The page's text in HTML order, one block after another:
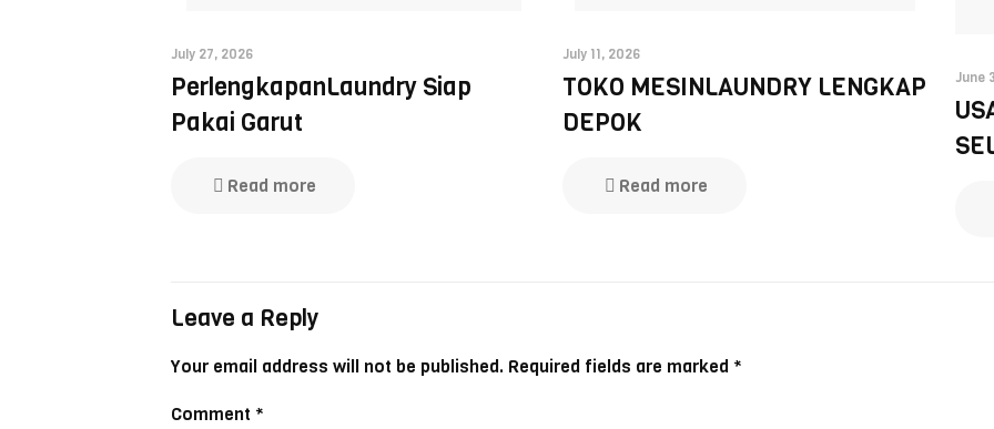
July 27, 2026
PerlengkapanLaundry Siap
Pakai Garut
Read more
July 11, 2026
TOKO MESINLAUNDRY LENGKAP
DEPOK
Read more
June
Leave a Reply
Your email address will not be published. Required fields are marked *
Comment *